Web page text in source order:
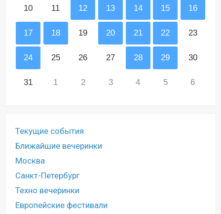
10 11 12 13 14 15 16
17 18 19 20 21 22 23
24 25 26 27 28 29 30
31 1 2 3 4 5 6
Текущие события
Ближайшие вечеринки
Москва
Санкт-Петербург
Техно вечеринки
Европейские фестивали